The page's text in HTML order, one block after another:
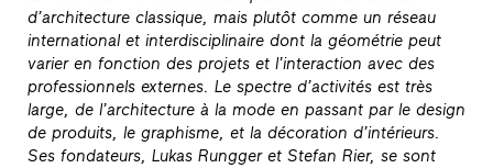
d’architecture classique, mais plutôt comme un réseau
international et interdisciplinaire dont la géométrie peut
varier en fonction des projets et l’interaction avec des
professionnels externes. Le spectre d’activités est très
large, de l’architecture à la mode en passant par le design
de produits, le graphisme, et la décoration d’intérieurs.
Ses fondateurs, Lukas Rungger et Stefan Rier, se sont